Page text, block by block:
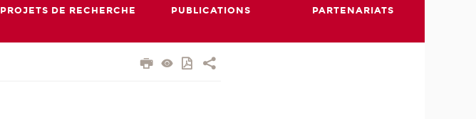
PROJETS DE RECHERCHE PUBLICATIONS PARTENARIATS